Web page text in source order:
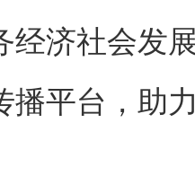
经济社会发
播平台，助